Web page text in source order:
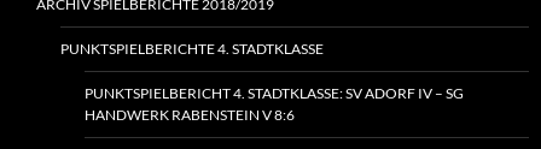
ARCHIV SPIELBERICHTE 2018/2019
PUNKTSPIELBERICHTE 4. STADTKLASSE
PUNKTSPIELBERICHT 4. STADTKLASSE: SV ADORF IV – SG
HANDWERK RABENSTEIN V 8:6